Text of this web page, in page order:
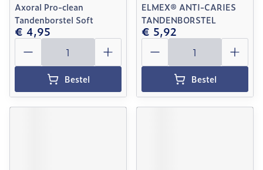
Axoral Pro-clean
Tandenborstel Soft
€ 4,95
Aantal
Bestel
ELMEX® ANTI-CARIES
TANDENBORSTEL
€ 5,92
Aantal
Bestel